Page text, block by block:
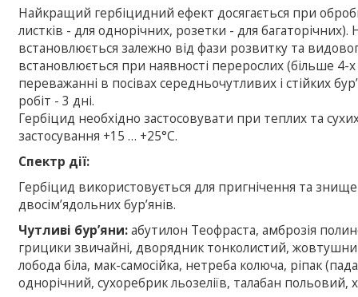
Найкращий гербіцидний ефект досягається при
листків - для однорічних, розетки - для
встановлюється залежно від фази розвитку та
встановлюється при наявності перерослих (більше 4-
переважанні в посівах середньочутливих і стійких
робіт - 3 дні.
Гербіцид необхідно застосовувати при теплих та
застосування +15 … +25°С.
Спектр дії:
Гербіцид використовується для пригнічення та
двосім’ядольних бур’янів.
Чутливі бур’яни:абутилон Теофраста, амброзія
грицики звичайні, дворядник тонколистий,
лобода біла, мак-самосійка, нетреба колюча, ріпак
однорічний, сухоребрик льозеліїв, талабан